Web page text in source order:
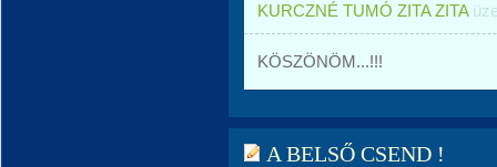
KURCZNÉ TUMÓ ZITA ZITA
KÖSZÖNÖM...!!!
A BELSŐ CSEND !